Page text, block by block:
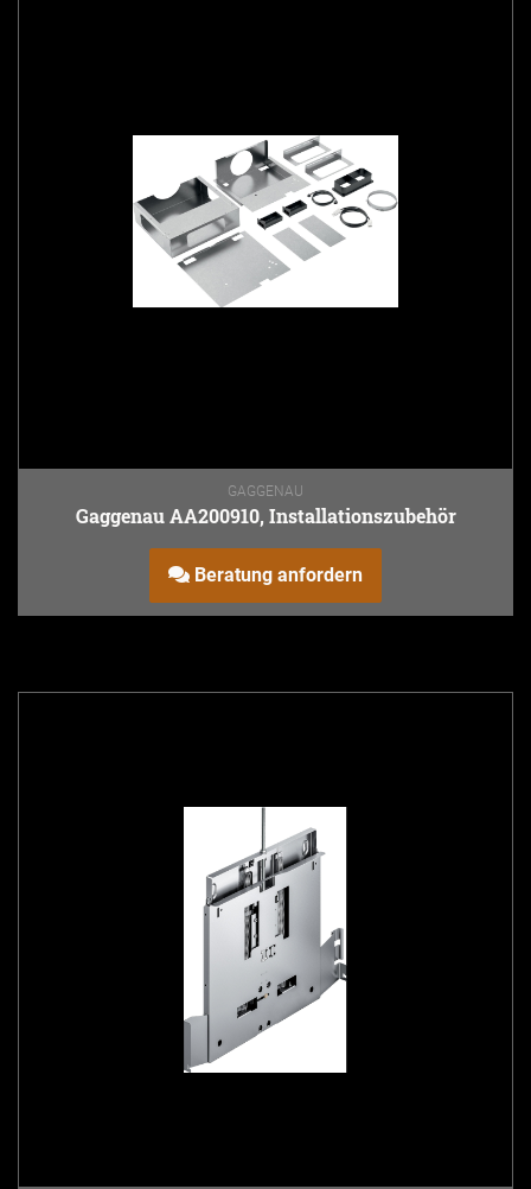
GAGGENAU
Gaggenau AA200910, Installationszubehör
Beratung anfordern